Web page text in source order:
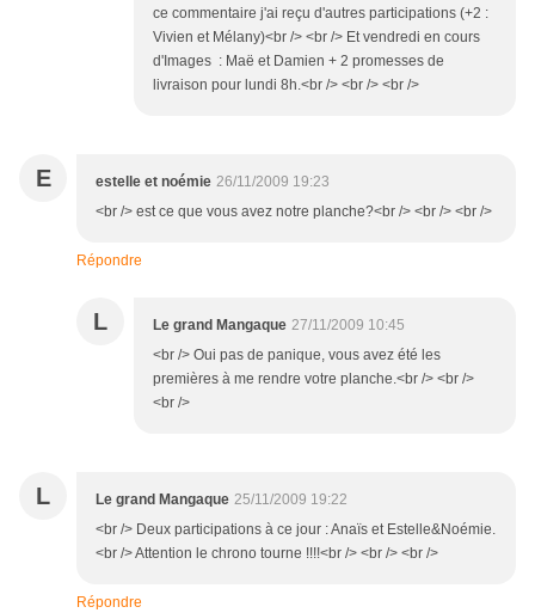
ce commentaire j'ai reçu d'autres participations (+2 :
Vivien et Mélany)<br /> <br /> Et vendredi en cours
d'Images : Maë et Damien + 2 promesses de
livraison pour lundi 8h.<br /> <br /> <br />
E estelle et noémie 26/11/2009 19:23
<br /> est ce que vous avez notre planche?<br /> <br /> <br />
Répondre
L Le grand Mangaque 27/11/2009 10:45
<br /> Oui pas de panique, vous avez été les
premières à me rendre votre planche.<br /> <br />
<br />
L Le grand Mangaque 25/11/2009 19:22
<br /> Deux participations à ce jour : Anaïs et Estelle&Noémie.
<br /> Attention le chrono tourne !!!!<br /> <br /> <br />
Répondre